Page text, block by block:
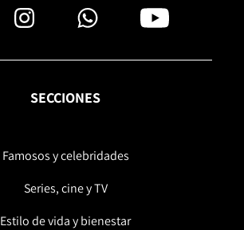
SECCIONES
Famosos y celebridades
Series, cine y TV
Estilo de vida y bienestar